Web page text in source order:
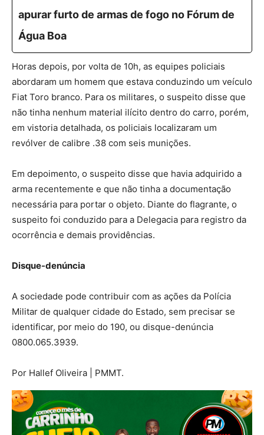
apurar furto de armas de fogo no Fórum de
Água Boa
Horas depois, por volta de 10h, as equipes policiais
abordaram um homem que estava conduzindo um veículo
Fiat Toro branco. Para os militares, o suspeito disse que
não tinha nenhum material ilícito dentro do carro, porém,
em vistoria detalhada, os policiais localizaram um
revólver de calibre .38 com seis munições.
Em depoimento, o suspeito disse que havia adquirido a
arma recentemente e que não tinha a documentação
necessária para portar o objeto. Diante do flagrante, o
suspeito foi conduzido para a Delegacia para registro da
ocorrência e demais providências.
Disque-denúncia
A sociedade pode contribuir com as ações da Polícia
Militar de qualquer cidade do Estado, sem precisar se
identificar, por meio do 190, ou disque-denúncia
0800.065.3939.
Por Hallef Oliveira | PMMT.